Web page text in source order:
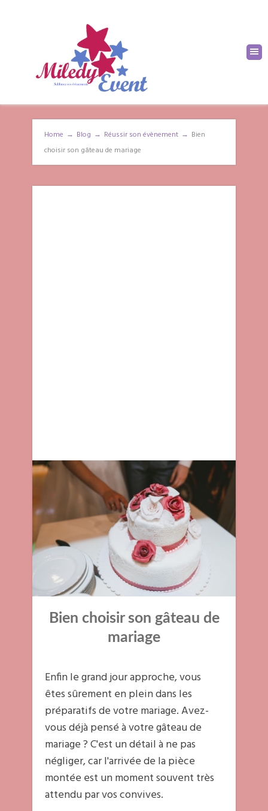
Home → Blog → Réussir son évènement → Bien
choisir son gâteau de mariage
Bien choisir son gâteau de
mariage
Enfin le grand jour approche, vous
êtes sûrement en plein dans les
préparatifs de votre mariage. Avez-
vous déjà pensé à votre gâteau de
mariage ? C'est un détail à ne pas
négliger, car l'arrivée de la pièce
montée est un moment souvent très
attendu par vos convives.